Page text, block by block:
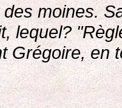
moines.
lequel?
Grégoire, en